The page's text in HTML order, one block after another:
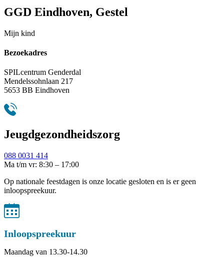
GGD Eindhoven, Gestel
Mijn kind
Bezoekadres
SPILcentrum Genderdal
Mendelssohnlaan 217
5653 BB Eindhoven
Jeugdgezondheidszorg
088 0031 414
Ma t/m vr: 8:30 – 17:00
Op nationale feestdagen is onze locatie gesloten en is er geen
inloopspreekuur.
Inloopspreekuur
Maandag van 13.30-14.30